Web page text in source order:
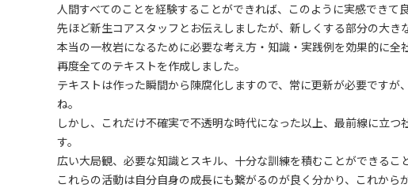
人間すべてのことを経験することができれば、このように実感できて
先ほど新生コアスタッフとお伝えしましたが、新しくする部分の大き
本当の一枚岩になるために必要な考え方・知識・実践例を効果的に全
再度全てのテキストを作成しました。
テキストは作った瞬間から陳腐化しますので、常に更新が必要です
ね。
しかし、これだけ不確実で不透明な時代になった以上、最前線に立
す。
広い大局観、必要な知識とスキル、十分な訓練を積むことができるこ
これらの活動は自分自身の成長にも繋がるのが良く分かり、これから